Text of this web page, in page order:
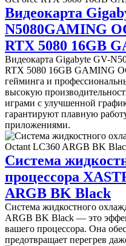
Видеокарта
N5080GAMING
RTX 5080 16GB
Видеокарта Gigabyte GV-
RTX 5080 16GB GAMING
гейминга и
высокую
играми с улучшенной
гарантируют плавную
приложениями.
Система
процессора
ARGB BK Black
Система жидкостного
ARGB BK Black — это
вашего процессора. Она
предотвращает перегрев